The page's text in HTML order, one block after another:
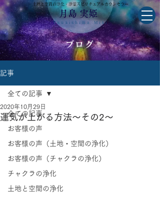
月島 実姫
Tsukishima Miki
土地と空間の浄化・浄霊スピリチュアルカウンセラー
ブログ
記事
全ての記事
お客様の声
お客様の声（土地・空間の浄化）
お客様の声（チャクラの浄化）
チャクラの浄化
土地と空間の浄化
全ての記事
運気が上がる方法～その2～
2020年10月29日